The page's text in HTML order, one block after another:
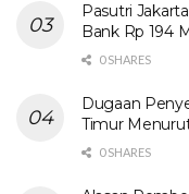
Pasutri
Bank Rp 194 M
0 SHARES
Dugaan
Timur
0 SHARES